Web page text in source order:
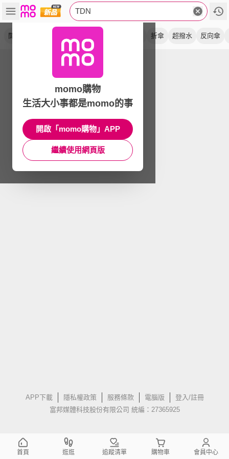
TDN
開收傘 折傘 超撥水 反向傘
APP下載 隱私權政策 服務條款 電腦版
登入/註冊
富邦媒體科技股份有限公司 統編：27365925
momo購物
生活大小事都是momo的事
開啟「momo購物」APP
繼續使用網頁版
首頁 逛逛 追蹤清單 購物車 會員中心